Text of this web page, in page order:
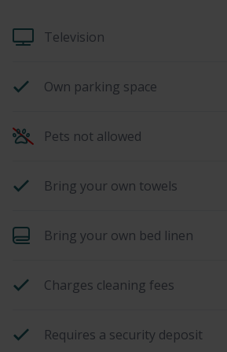
Television
Own parking space
Pets not allowed
Bring your own towels
Bring your own bed linen
Charges cleaning fees
Requires a security deposit